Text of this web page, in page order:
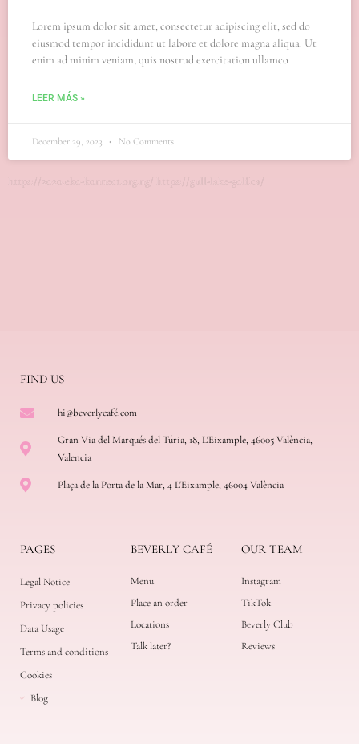
Lorem ipsum dolor sit amet, consectetur adipiscing elit, sed do
eiusmod tempor incididunt ut labore et dolore magna aliqua. Ut
enim ad minim veniam, quis nostrud exercitation ullamco
LEER MÁS »
December 29, 2023 No Comments
FIND US
hi@beverlycafé.com
Gran Via del Marqués del Túria, 18, L'Eixample, 46005 València,
Valencia
Plaça de la Porta de la Mar, 4 L'Eixample, 46004 València
PAGES
Legal Notice
Privacy policies
Data Usage
Terms and conditions
Cookies
Blog
BEVERLY CAFÉ
Menu
Place an order
Locations
Talk later?
OUR TEAM
Instagram
TikTok
Beverly Club
Reviews